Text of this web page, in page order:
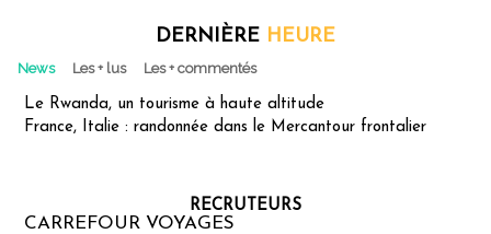
DERNIÈRE HEURE
News Les + lus Les + commentés
Le Rwanda, un tourisme à haute altitude
France, Italie : randonnée dans le Mercantour frontalier
RECRUTEURS
CARREFOUR VOYAGES